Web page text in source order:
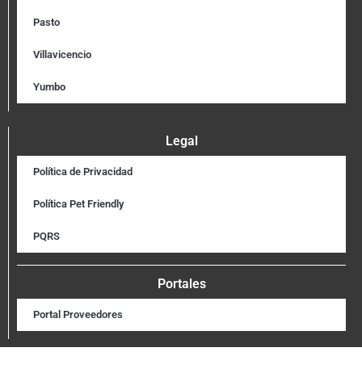
Pasto
Villavicencio
Yumbo
Legal
Política de Privacidad
Política Pet Friendly
PQRS
Portales
Portal Proveedores